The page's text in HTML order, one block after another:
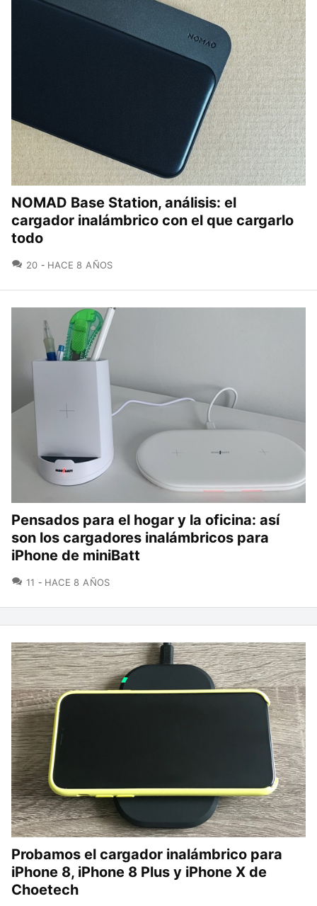
NOMAD Base Station, análisis: el
cargador inalámbrico con el que cargarlo
todo
20 COMENTARIOS
HACE 8 AÑOS
Pensados para el hogar y la oficina: así
son los cargadores inalámbricos para
iPhone de miniBatt
11 COMENTARIOS
HACE 8 AÑOS
Probamos el cargador inalámbrico para
iPhone 8, iPhone 8 Plus y iPhone X de
Choetech